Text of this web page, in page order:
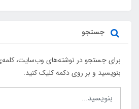
جستجو
برای جستجو در نوشته‌های وب‌سایت،
بنویسید و بر روی دکمه کلیک کنید.